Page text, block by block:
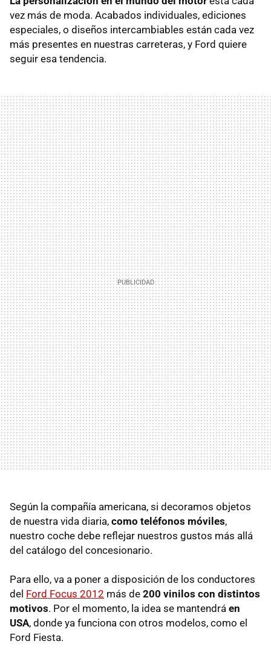
vez más de moda. Acabados individuales, ediciones
especiales, o diseños intercambiables están cada vez
más presentes en nuestras carreteras, y Ford quiere
seguir esa tendencia.
Según la compañía americana, si decoramos objetos
de nuestra vida diaria, como teléfonos móviles,
nuestro coche debe reflejar nuestros gustos más allá
del catálogo del concesionario.
Para ello, va a poner a disposición de los conductores
del Ford Focus 2012 más de 200 vinilos con distintos
motivos. Por el momento, la idea se mantendrá en
USA, donde ya funciona con otros modelos, como el
Ford Fiesta.